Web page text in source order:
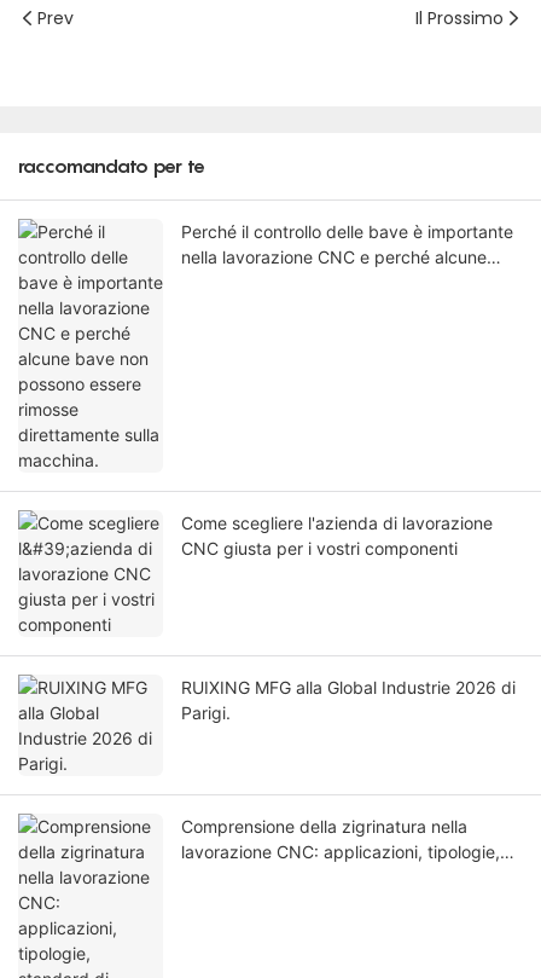
Prev Il Prossimo
raccomandato per te
Perché il controllo delle bave è importante
nella lavorazione CNC e perché alcune
Come scegliere l'azienda di lavorazione
CNC giusta per i vostri componenti
RUIXING MFG alla Global Industrie 2026 di
Parigi.
Comprensione della zigrinatura nella
lavorazione CNC: applicazioni, tipologie,